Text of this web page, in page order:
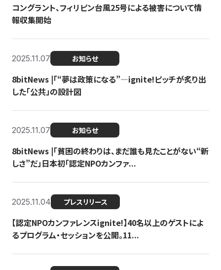
コングラント、フィリピン台風25号による被害について情
報収集開始
2025.11.07 お知らせ
8bitNews |「“夢は政策になる”—ignite!ピッチが炙り出
した「公共」の設計図
2025.11.07 お知らせ
8bitNews |「貧困の終わりは、まだ誰も見たことがない“新
しさ”だ」日本初「認定NPOカンファ...
2025.11.04 プレスリリース
【認定NPOカンファレンスignite!】40名以上のゲストによ
るプログラム・セッションを公開。11...